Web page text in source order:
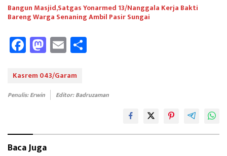
Bangun Masjid,Satgas Yonarmed 13/Nanggala Kerja Bakti
Bareng Warga Senaning Ambil Pasir Sungai
Fa
ce
b
oo
M
as
to
d
o
E
m
ail
Kasrem 043/Garam
Penulis: Erwin Editor: Badruzaman
Baca Juga